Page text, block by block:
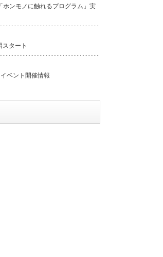
ホンモノに触れるプログラム」実
スタート
ベント開催情報